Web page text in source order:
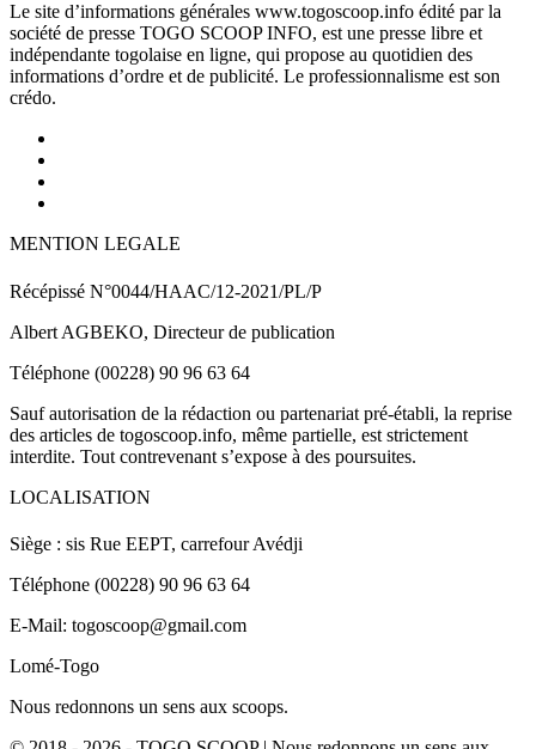
Le site d’informations générales www.togoscoop.info édité par la
société de presse TOGO SCOOP INFO, est une presse libre et
indépendante togolaise en ligne, qui propose au quotidien des
informations d’ordre et de publicité. Le professionnalisme est son
crédo.
MENTION LEGALE
Récépissé N°0044/HAAC/12-2021/PL/P
Albert AGBEKO, Directeur de publication
Téléphone (00228) 90 96 63 64
Sauf autorisation de la rédaction ou partenariat pré-établi, la reprise
des articles de togoscoop.info, même partielle, est strictement
interdite. Tout contrevenant s’expose à des poursuites.
LOCALISATION
Siège : sis Rue EEPT, carrefour Avédji
Téléphone (00228) 90 96 63 64
E-Mail: togoscoop@gmail.com
Lomé-Togo
Nous redonnons un sens aux scoops.